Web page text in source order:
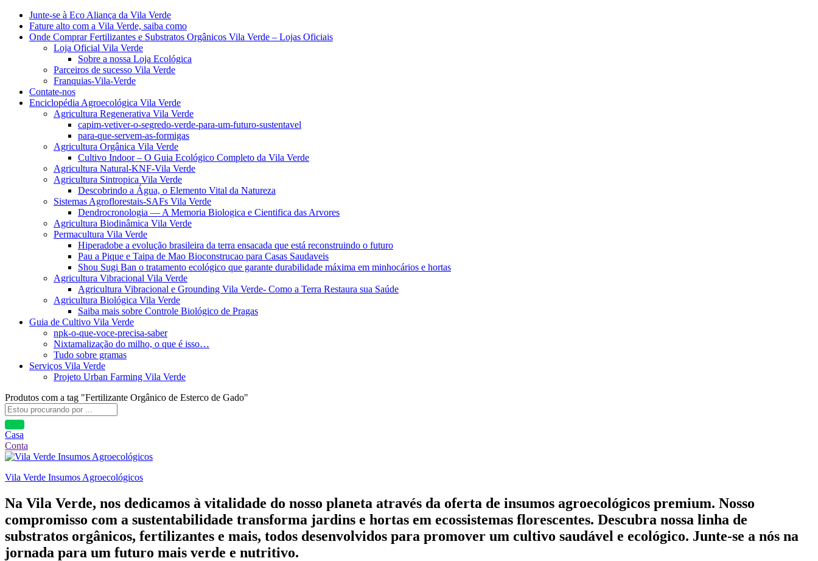
Junte-se à Eco Aliança da Vila Verde
Fature alto com a Vila Verde, saiba como
Onde Comprar Fertilizantes e Substratos Orgânicos Vila Verde – Lojas Oficiais
Loja Oficial Vila Verde
Sobre a nossa Loja Ecológica
Parceiros de sucesso Vila Verde
Franquias-Vila-Verde
Contate-nos
Enciclopédia Agroecológica Vila Verde
Agricultura Regenerativa Vila Verde
capim-vetiver-o-segredo-verde-para-um-futuro-sustentavel
para-que-servem-as-formigas
Agricultura Orgânica Vila Verde
Cultivo Indoor – O Guia Ecológico Completo da Vila Verde
Agricultura Natural-KNF-Vila Verde
Agricultura Sintropica Vila Verde
Descobrindo a Água, o Elemento Vital da Natureza
Sistemas Agroflorestais-SAFs Vila Verde
Dendrocronologia — A Memoria Biologica e Cientifica das Arvores
Agricultura Biodinâmica Vila Verde
Permacultura Vila Verde
Hiperadobe a evolução brasileira da terra ensacada que está reconstruindo o futuro
Pau a Pique e Taipa de Mao Bioconstrucao para Casas Saudaveis
Shou Sugi Ban o tratamento ecológico que garante durabilidade máxima em minhocários e hortas
Agricultura Vibracional Vila Verde
Agricultura Vibracional e Grounding Vila Verde- Como a Terra Restaura sua Saúde
Agricultura Biológica Vila Verde
Saiba mais sobre Controle Biológico de Pragas
Guia de Cultivo Vila Verde
npk-o-que-voce-precisa-saber
Nixtamalização do milho, o que é isso…
Tudo sobre gramas
Serviços Vila Verde
Projeto Urban Farming Vila Verde
Produtos com a tag "Fertilizante Orgânico de Esterco de Gado"
Casa
Conta
Vila Verde Insumos Agroecológicos
Na Vila Verde, nos dedicamos à vitalidade do nosso planeta através da oferta de insumos agroecológicos premium. Nosso
compromisso com a sustentabilidade transforma jardins e hortas em ecossistemas florescentes. Descubra nossa linha de
substratos orgânicos, fertilizantes e mais, todos desenvolvidos para promover um cultivo saudável e ecológico. Junte-se a nós na
jornada para um futuro mais verde e nutritivo.